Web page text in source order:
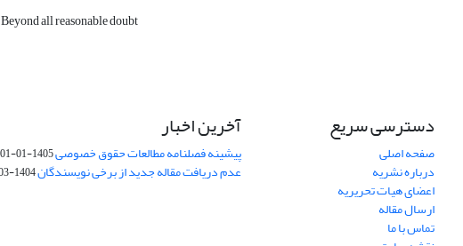
Beyond all reasonable doubt
دسترسی سریع
صفحه اصلی
درباره نشریه
اعضای هیات تحریریه
ارسال مقاله
تماس با ما
آخرین اخبار
پیشینه فصلنامه مطالعات حقوق خصوصی1405-01-01
عدم دریافت مقاله جدید از برخی نویسندگان1404-03-20